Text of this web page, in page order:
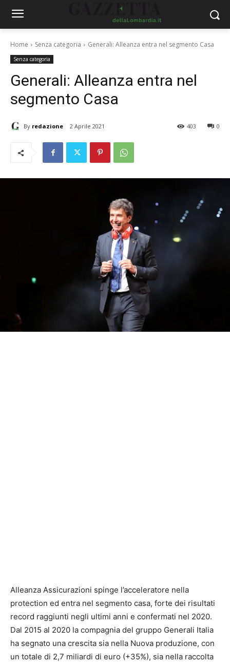
Home Senza categoria Generali: Alleanza entra nel segmento Casa
Senza categoria
Generali: Alleanza entra nel
segmento Casa
By redazione 2 Aprile 2021 0
403
Alleanza Assicurazioni spinge l’acceleratore nella
protection ed entra nel segmento casa, forte dei risultati
record raggiunti negli ultimi anni e confermati nel 2020.
Dal 2015 al 2020 la compagnia del gruppo Generali Italia
ha segnato una crescita sia nella Nuova produzione, con
un totale di 2,7 miliardi di euro (+35%), sia nella raccolta